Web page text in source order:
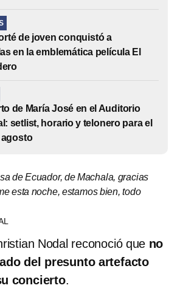
de joven conquistó a
en la emblemática película El
de María José en el Auditorio
setlist, horario y telonero para el
agosto
de Ecuador, de Machala, gracias
esta noche, estamos bien, todo
Nodal reconoció que no
del presunto artefacto
concierto.